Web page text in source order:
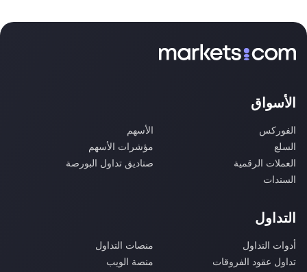
الأسواق
الفوركس
الأسهم
السلع
مؤشرات الأسهم
العملات الرقمية
صناديق تداول البورصة
السندات
التداول
أدوات التداول
منصات التداول
تداول عقود الفروقات
منصة الويب